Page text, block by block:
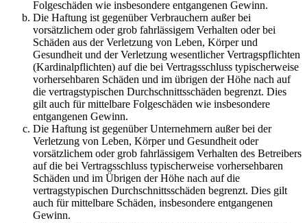
Folgeschäden wie insbesondere entgangenen Gewinn.
Die Haftung ist gegenüber Verbrauchern außer bei
vorsätzlichem oder grob fahrlässigem Verhalten oder bei
Schäden aus der Verletzung von Leben, Körper und
Gesundheit und der Verletzung wesentlicher Vertragspflichten
(Kardinalpflichten) auf die bei Vertragsschluss typischerweise
vorhersehbaren Schäden und im übrigen der Höhe nach auf
die vertragstypischen Durchschnittsschäden begrenzt. Dies
gilt auch für mittelbare Folgeschäden wie insbesondere
entgangenen Gewinn.
Die Haftung ist gegenüber Unternehmern außer bei der
Verletzung von Leben, Körper und Gesundheit oder
vorsätzlichem oder grob fahrlässigem Verhalten des Betreibers
auf die bei Vertragsschluss typischerweise vorhersehbaren
Schäden und im Übrigen der Höhe nach auf die
vertragstypischen Durchschnittsschäden begrenzt. Dies gilt
auch für mittelbare Schäden, insbesondere entgangenen
Gewinn.